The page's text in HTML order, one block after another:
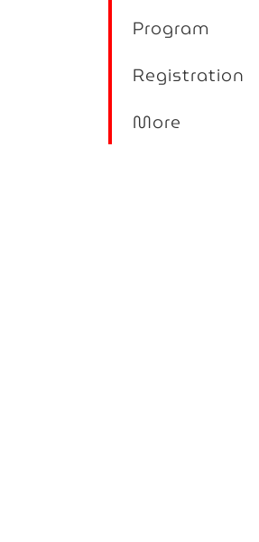
Program
Registration
More